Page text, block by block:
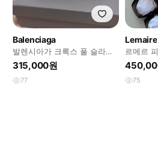
Balenciaga
발렌시아가 크록스 풀 슬라이
드 옐로우 38
315,000원
77
Lemaire
르메르
75